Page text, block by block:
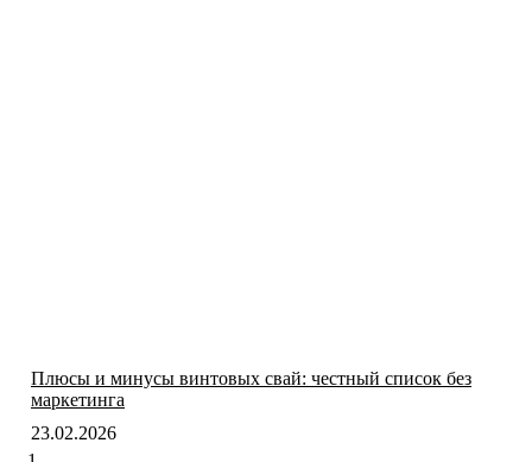
Плюсы и минусы винтовых свай: честный список без
маркетинга
23.02.2026